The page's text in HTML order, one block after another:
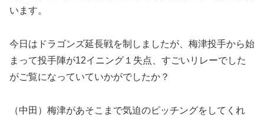
います。
今日はドラゴンズ延長戦を制しましたが、梅津投手から始
まって投手陣が12イニング１失点、すごいリレーでした
がご覧になっていていかがでしたか？
（中田）梅津があそこまで気迫のピッチングをしてくれ